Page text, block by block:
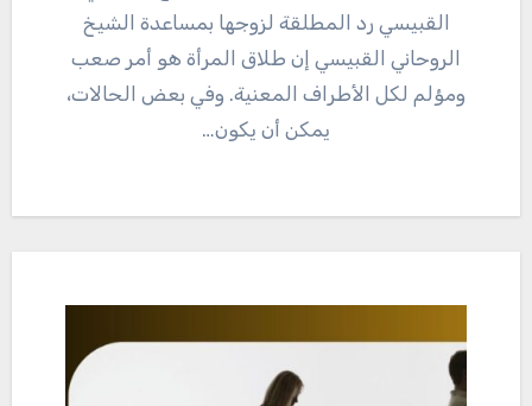
القبيسي رد المطلقة لزوجها بمساعدة الشيخ
الروحاني القبيسي إن طلاق المرأة هو أمر صعب
ومؤلم لكل الأطراف المعنية. وفي بعض الحالات،
يمكن أن يكون…